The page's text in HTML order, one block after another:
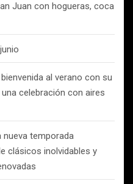
Juan con hogueras, coca
al verano con su
celebración con aires
nueva temporada
clásicos inolvidables y